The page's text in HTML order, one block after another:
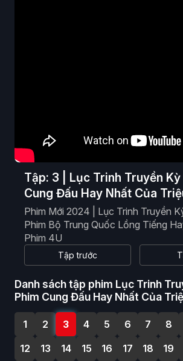
Tập: 3 | Lục Trinh Truyền Kỳ
Cung Đấu Hay Nhất Của
Phim Mới 2024 | Lục Trinh Truyền
Phim Bộ Trung Quốc Lồng Tiếng
Phim 4U
Tập trước
Danh sách tập phim Lục Trinh
Phim Cung Đấu Hay Nhất Của
1 2 3 4 5 6 7 8
12
13 14 15 16 17 18 19